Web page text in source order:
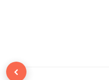
‹